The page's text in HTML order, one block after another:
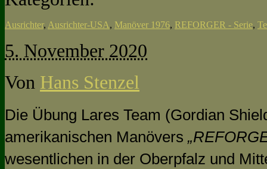
Ausrichter, Ausrichter-USA, Manöver 1976, REFORGER - Serie,
5. November 2020
Von Hans Stenzel
Die Übung Lares Team (Gordian
amerikanischen Manövers
wesentlichen in der Oberpfalz und